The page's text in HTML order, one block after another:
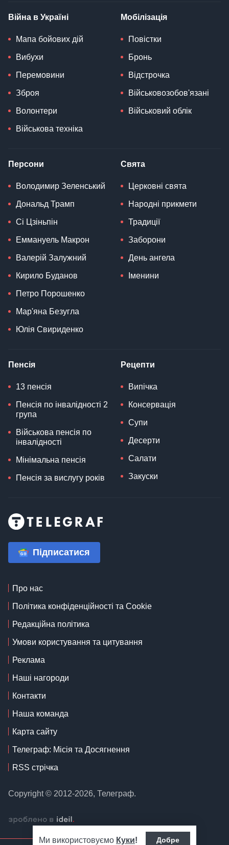
Ми використовуємо Куки! Добре
Війна в Україні
Мапа бойових дій
Вибухи
Перемовини
Зброя
Волонтери
Військова техніка
Мобілізація
Повістки
Бронь
Відстрочка
Військовозобов'язані
Військовий облік
Персони
Володимир Зеленський
Дональд Трамп
Сі Цзіньпін
Еммануель Макрон
Валерій Залужний
Кирило Буданов
Петро Порошенко
Мар'яна Безугла
Юлія Свириденко
Свята
Церковні свята
Народні прикмети
Традиції
Заборони
День ангела
Іменини
Пенсія
13 пенсія
Пенсія по інвалідності 2
група
Військова пенсія по
інвалідності
Мінімальна пенсія
Пенсія за вислугу років
Рецепти
Випічка
Консервація
Супи
Десерти
Салати
Закуски
Підписатися
Про нас
Політика конфіденційності та Cookie
Редакційна політика
Умови користування та цитування
Реклама
Наші нагороди
Контакти
Наша команда
Карта сайту
Телеграф: Місія та Досягнення
RSS стрічка
Copyright © 2012-2026, Телеграф.